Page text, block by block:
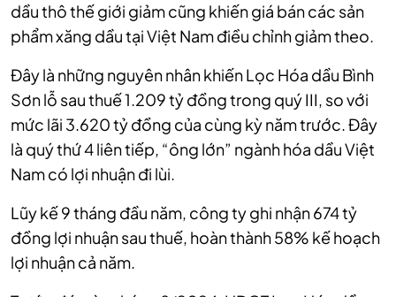
dầu thô thế giới giảm cũng khiến giá bán các sản
phẩm xăng dầu tại Việt Nam điều chỉnh giảm theo.
Đây là những nguyên nhân khiến Lọc Hóa dầu Bình
Sơn lỗ sau thuế 1.209 tỷ đồng trong quý III, so với
mức lãi 3.620 tỷ đồng của cùng kỳ năm trước. Đây
là quý thứ 4 liên tiếp, “ông lớn” ngành hóa dầu Việt
Nam có lợi nhuận đi lùi.
Lũy kế 9 tháng đầu năm, công ty ghi nhận 674 tỷ
đồng lợi nhuận sau thuế, hoàn thành 58% kế hoạch
lợi nhuận cả năm.